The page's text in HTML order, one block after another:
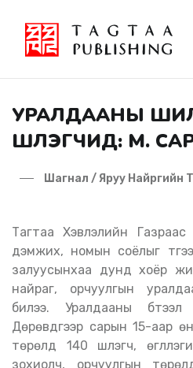
УРАЛДААНЫ
ШҮЛЭГЧИД: М.
Шагнал / Яруу Найргийн
Тагтаа Хэвлэлийн Газраас залуу уран бүтээлчдээ
дэмжих, номын соёлыг
залуусынхаа дунд хоёр
найраг, орчуулгын
билээ. Уралдааны
Дөрөвдүгээр сарын 15-аар
төрөлд 140 шүлэгч,
зохиолч, орчуулгын